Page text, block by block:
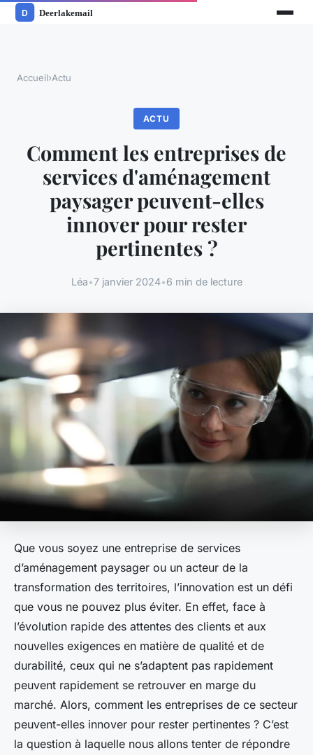
Accueil›Actu
ACTU
Comment les entreprises de
services d'aménagement
paysager peuvent-elles
innover pour rester
pertinentes ?
Léa•7 janvier 2024•6 min de lecture
Que vous soyez une entreprise de services
d’aménagement paysager ou un acteur de la
transformation des territoires, l’innovation est un défi
que vous ne pouvez plus éviter. En effet, face à
l’évolution rapide des attentes des clients et aux
nouvelles exigences en matière de qualité et de
durabilité, ceux qui ne s’adaptent pas rapidement
peuvent rapidement se retrouver en marge du
marché. Alors, comment les entreprises de ce secteur
peuvent-elles innover pour rester pertinentes ? C’est
la question à laquelle nous allons tenter de répondre